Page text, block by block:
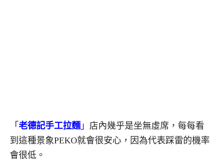
「 老德記手工拉麵」店內幾乎是坐無虛席，每每看
到這種景象PEKO就會很安心，因為代表踩雷的機率
會很低。